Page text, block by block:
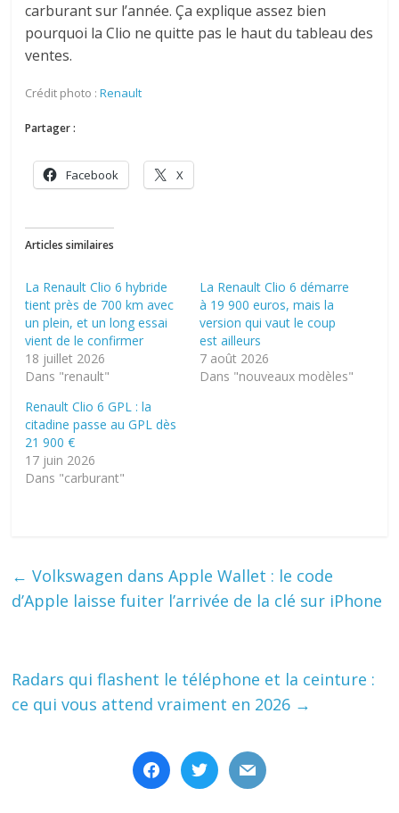
carburant sur l’année. Ça explique assez bien
pourquoi la Clio ne quitte pas le haut du tableau des
ventes.
Crédit photo :Renault
Partager :
Facebook X
Articles similaires
La Renault Clio 6 hybride
tient près de 700 km avec
un plein, et un long essai
vient de le confirmer
18 juillet 2026
Dans "renault"
La Renault Clio 6 démarre
à 19 900 euros, mais la
version qui vaut le coup
est ailleurs
7 août 2026
Dans "nouveaux modèles"
Renault Clio 6 GPL : la
citadine passe au GPL dès
21 900 €
17 juin 2026
Dans "carburant"
← Volkswagen dans Apple Wallet : le code
d’Apple laisse fuiter l’arrivée de la clé sur iPhone
Radars qui flashent le téléphone et la ceinture :
ce qui vous attend vraiment en 2026 →
facebooktwitter mail